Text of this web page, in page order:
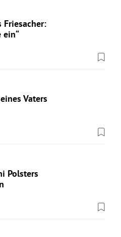
Friesacher:
ein“
Vaters
Polsters